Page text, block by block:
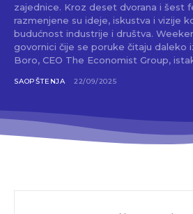
zajednice. Kroz deset dvorana i šest
razmenjene su ideje, iskustva i vizije
budućnost industrije i društva. Weekend.18 obeležili su i
govornici čije se poruke čitaju daleko
Boro, CEO The Economist Group,
SAOPŠTENJA 22/09/2025